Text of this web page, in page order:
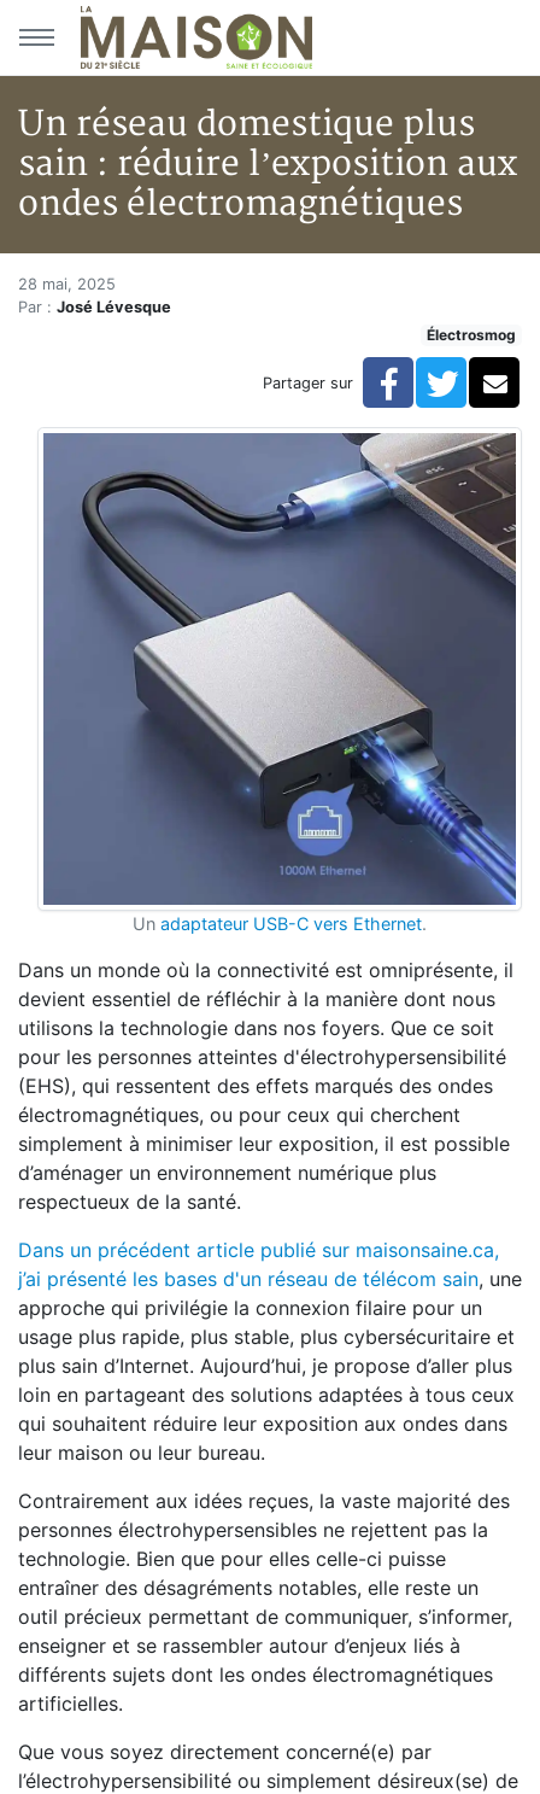
Aller au menu principal
Aller au contenu principal
Un réseau domestique plus
sain : réduire l’exposition aux
ondes électromagnétiques
Accueil
En kiosque!
Un réseau domestique plus sain : réduire
Un réseau domestique plus
28 mai, 2025
Par : José Lévesque
Électrosmog
Partager sur Facebook
Un adaptateur USB-C vers Ethernet.
Dans un monde où la connectivité est omniprésente, il
devient essentiel de réfléchir à la manière dont nous
utilisons la technologie dans nos foyers. Que ce soit
pour les personnes atteintes d'électrohypersensibilité
(EHS), qui ressentent des effets marqués des ondes
électromagnétiques, ou pour ceux qui cherchent
simplement à minimiser leur exposition, il est possible
d’aménager un environnement numérique plus
respectueux de la santé.
Dans un précédent article publié sur maisonsaine.ca,
j’ai présenté les bases d'un réseau de télécom sain, une
approche qui privilégie la connexion filaire pour un
usage plus rapide, plus stable, plus cybersécuritaire et
plus sain d’Internet. Aujourd’hui, je propose d’aller plus
loin en partageant des solutions adaptées à tous ceux
qui souhaitent réduire leur exposition aux ondes dans
leur maison ou leur bureau.
Contrairement aux idées reçues, la vaste majorité des
personnes électrohypersensibles ne rejettent pas la
technologie. Bien que pour elles celle-ci puisse
entraîner des désagréments notables, elle reste un
outil précieux permettant de communiquer, s’informer,
enseigner et se rassembler autour d’enjeux liés à
différents sujets dont les ondes électromagnétiques
artificielles.
Que vous soyez directement concerné(e) par
l’électrohypersensibilité ou simplement désireux(se) de